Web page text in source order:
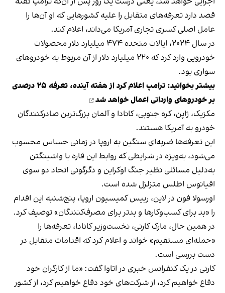
قصد دارد تعرفه‌های متقابل را علیه کشورهایی که او آن‌ها را
عامل اصلی کسری تجاری آمریکا می‌داند، اعلام کند.
در سال ۲۰۲۴، ایالات متحده ۴۷۴ میلیارد دلار محصولات
خودرویی وارد کرد که ۲۲۰ میلیارد دلار از آن مربوط به خودروهای
سواری بود.
بیشتر بخوانید:
ترامپ اعلام کرد از هفته آینده، تعرفه‌ ۲۵ درصدی
بر خودروهای وارداتی اعمال خواهد شد
مکزیک، ژاپن، کره جنوبی، کانادا و آلمان بزرگ‌ترین صادرکنندگان
خودرو به آمریکا هستند.
این تعرفه‌ها ضربه‌ای سنگین به اروپا در زمانی حساس محسوب
می‌شود، به‌ویژه در شرایطی که روابط این قاره با واشینگتن
به‌دلیل مسائلی نظیر جنگ اوکراین و دگرگونی اتحاد دو سوی
اقیانوس اطلس متزلزل شده است.
اورسولا فون در لاین، رییس کمیسیون اروپا، پنج‌شنبه این اقدام
را «بد برای کسب‌وکارها و بدتر برای مصرف‌کنندگان» توصیف کرد.
در همین حال، مارک کارنی، نخست‌وزیر کانادا، تعرفه‌ها را
«حمله‌ای مستقیم» خواند و اعلام کرد که اقدامات متقابل در
دست بررسی است.
کارنی در یک کنفرانس خبری در اتاوا گفت: «ما از کارگران خود
دفاع خواهیم کرد، از شرکت‌های خود دفاع خواهیم کرد، از کشور